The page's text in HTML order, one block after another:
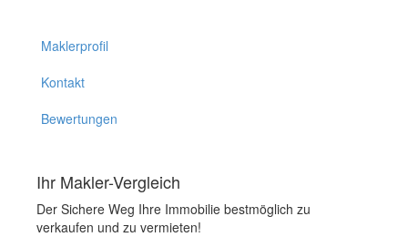
Maklerprofil
Kontakt
Bewertungen
Ihr Makler-Vergleich
Der Sichere Weg Ihre Immobilie bestmöglich zu
verkaufen und zu vermieten!